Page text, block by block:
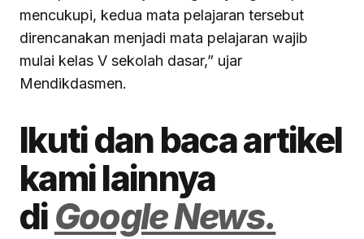
mencukupi, kedua mata pelajaran tersebut
direncanakan menjadi mata pelajaran wajib
mulai kelas V sekolah dasar,” ujar
Mendikdasmen.
Ikuti dan baca artikel
kami lainnya
diGoogle News.